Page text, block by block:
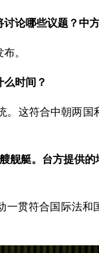
论哪些议题？中
。
时间？
这符合中朝两
舰艇。台方提供
贯符合国际法